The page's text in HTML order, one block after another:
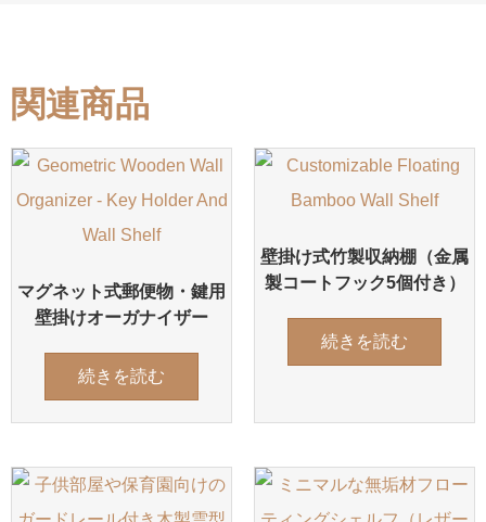
関連商品
マグネット式郵便物・鍵用
壁掛けオーガナイザー
続きを読む
壁掛け式竹製収納棚（金属
製コートフック5個付き）
続きを読む